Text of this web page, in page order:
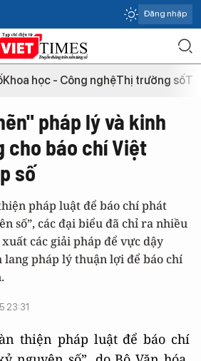
Đăng nhập
Khoa học - Công nghệThị trường số
pháp lý và kinh
cho báo chí Việt
số
pháp luật để báo chí phát
số”, các đại biểu đã chỉ ra nhiều
các giải pháp để vực dậy
lang pháp lý thuận lợi để báo chí
23:31
thiện pháp luật để báo chí